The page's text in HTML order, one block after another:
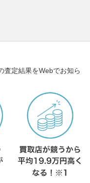
査定結果をWebでお知ら